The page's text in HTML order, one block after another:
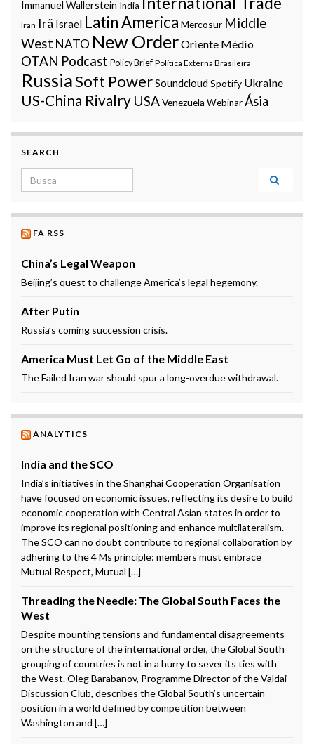
Immanuel Wallerstein India
Iran Irã Israel Latin America Mercosur Middle
West NATO New OrderOriente Médio
OTAN Podcast Policy Brief Política Externa Brasileira
RussiaSoft PowerSoundcloud Spotify Ukraine
US-China Rivalry USAVenezuela WebinarÁsia
SEARCH
Search for:
FA RSS
China’s Legal Weapon
Beijing’s quest to challenge America’s legal hegemony.
After Putin
Russia’s coming succession crisis.
America Must Let Go of the Middle East
The Failed Iran war should spur a long-overdue withdrawal.
ANALYTICS
India and the SCO
India’s initiatives in the Shanghai Cooperation Organisation
have focused on economic issues, reflecting its desire to build
economic cooperation with Central Asian states in order to
improve its regional positioning and enhance multilateralism.
The SCO can no doubt contribute to regional collaboration by
adhering to the 4 Ms principle: members must embrace
Mutual Respect, Mutual […]
Threading the Needle: The Global South Faces the
West
Despite mounting tensions and fundamental disagreements
on the structure of the international order, the Global South
grouping of countries is not in a hurry to sever its ties with
the West. Oleg Barabanov, Programme Director of the Valdai
Discussion Club, describes the Global South’s uncertain
position in a world defined by competition between
Washington and […]